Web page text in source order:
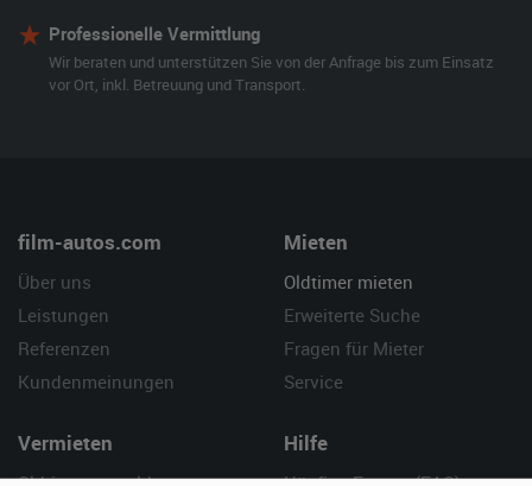
Professionelle Vermittlung
Wir beraten und unterstützen Sie von der Anfrage bis zum Einsatz
vor Ort, inkl. Betreuung und Transport.
film-autos.com
Über uns
Leistungen
Referenzen
Kundenmeinungen
Mieten
Oldtimer mieten
Erweiterte Suche
Fragen für Mieter
Service
Vermieten Hilfe